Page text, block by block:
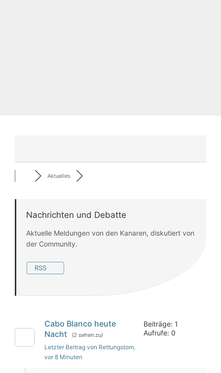
Aktuelles
Nachrichten und Debatte
Aktuelle Meldungen von den Kanaren, diskutiert von
der Community.
RSS
Cabo Blanco heute
Nacht
(2 sehen zu)
Letzter Beitrag von Rettungstom,
vor 8 Minuten
Beiträge: 1
Aufrufe: 0